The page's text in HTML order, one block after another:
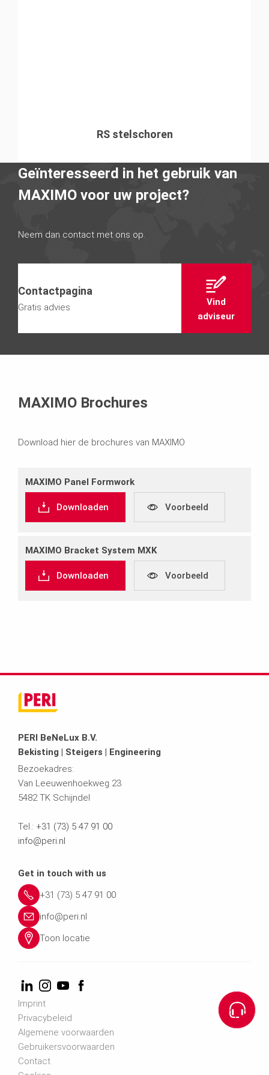
RS stelschoren
Geïnteresseerd in het gebruik van
MAXIMO voor uw project?
Neem dan contact met ons op.
Contactpagina
Gratis advies
Vind
adviseur
MAXIMO Brochures
Download hier de brochures van MAXIMO
MAXIMO Panel Formwork
Downloaden Voorbeeld
MAXIMO Bracket System MXK
Downloaden Voorbeeld
PERI BeNeLux B.V.
Bekisting | Steigers | Engineering
Bezoekadres:
Van Leeuwenhoekweg 23
5482 TK Schijndel
Tel.: +31 (73) 5 47 91 00
info@peri.nl
Get in touch with us
+31 (73) 5 47 91 00
info@peri.nl
Toon locatie
Imprint
Privacybeleid
Algemene voorwaarden
Gebruikersvoorwaarden
Contact